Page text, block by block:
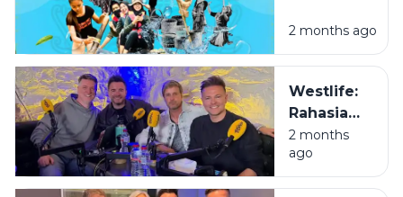
Loksado
2026,
Menyusuri
Sungai
Amandit
dengan
Rakit Bambu
2 months ago
Westlife:
Rahasia
Kenapa
Mas-Mas
Irlandia Ini
2 months
ago